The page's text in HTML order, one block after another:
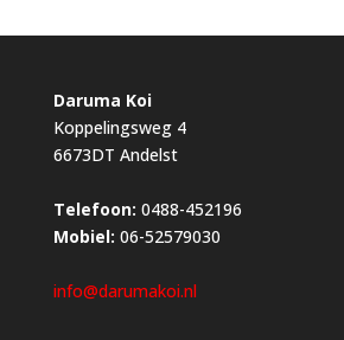
Daruma Koi
Koppelingsweg 4
6673DT Andelst
Telefoon: 0488-452196
Mobiel: 06-52579030
info@darumakoi.nl